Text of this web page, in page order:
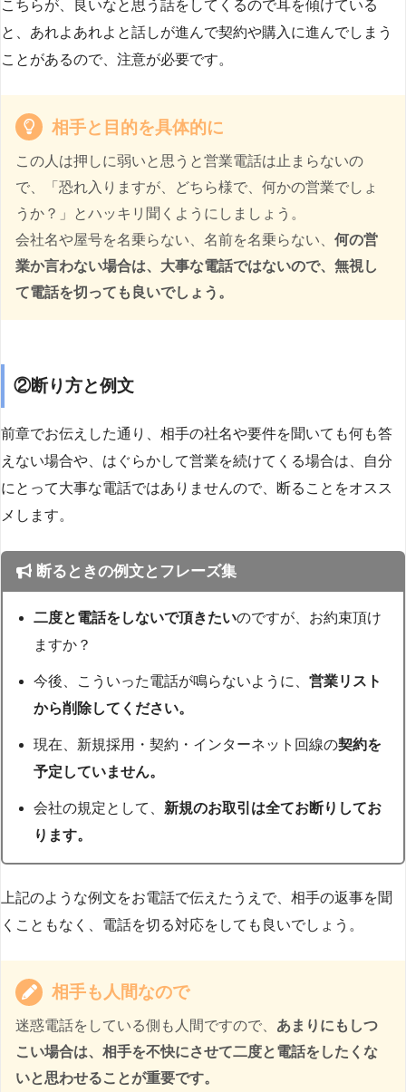
こちらが、良いなと思う話をしてくるので耳を傾けている
と、あれよあれよと話しが進んで契約や購入に進んでしまう
ことがあるので、注意が必要です。
相手と目的を具体的に
この人は押しに弱いと思うと営業電話は止まらないの
で、「恐れ入りますが、どちら様で、何かの営業でしょ
うか？」とハッキリ聞くようにしましょう。
会社名や屋号を名乗らない、名前を名乗らない、 何の営
業か言わない場合は、大事な電話ではないので、無視し
て電話を切っても良いでしょう。
②断り方と例文
前章でお伝えした通り、相手の社名や要件を聞いても何も答
えない場合や、はぐらかして営業を続けてくる場合は、自分
にとって大事な電話ではありませんので、断ることをオスス
メします。
断るときの例文とフレーズ集
二度と電話をしないで頂きたいのですが、お約束頂け
ますか？
今後、こういった電話が鳴らないように、営業リスト
から削除してください。
現在、新規採用・契約・インターネット回線の契約を
予定していません。
会社の規定として、 新規のお取引は全てお断りしてお
ります。
上記のような例文をお電話で伝えたうえで、相手の返事を聞
くこともなく、電話を切る対応をしても良いでしょう。
相手も人間なので
迷惑電話をしている側も人間ですので、 あまりにもしつ
こい場合は、相手を不快にさせて二度と電話をしたくな
いと思わせることが重要です。